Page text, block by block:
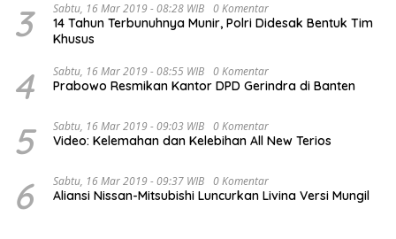
3 Sabtu, 16 Mar 2019 - 08:28 WIB 0 Komentar
14 Tahun Terbunuhnya Munir, Polri Didesak Bentuk Tim
Khusus
4 Sabtu, 16 Mar 2019 - 08:55 WIB 0 Komentar
Prabowo Resmikan Kantor DPD Gerindra di Banten
5 Sabtu, 16 Mar 2019 - 09:03 WIB 0 Komentar
Video: Kelemahan dan Kelebihan All New Terios
6 Sabtu, 16 Mar 2019 - 09:37 WIB 0 Komentar
Aliansi Nissan-Mitsubishi Luncurkan Livina Versi Mungil